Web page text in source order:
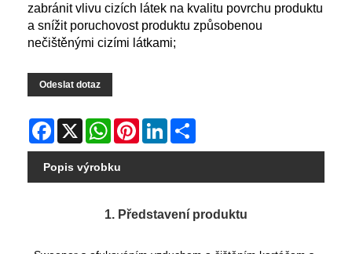
zabránit vlivu cizích látek na kvalitu povrchu produktu
a snížit poruchovost produktu způsobenou
nečištěnými cizími látkami;
Odeslat dotaz
Facebook
X WhatsAppPinterestLinkedIn
Popis výrobku
1. Představení produktu